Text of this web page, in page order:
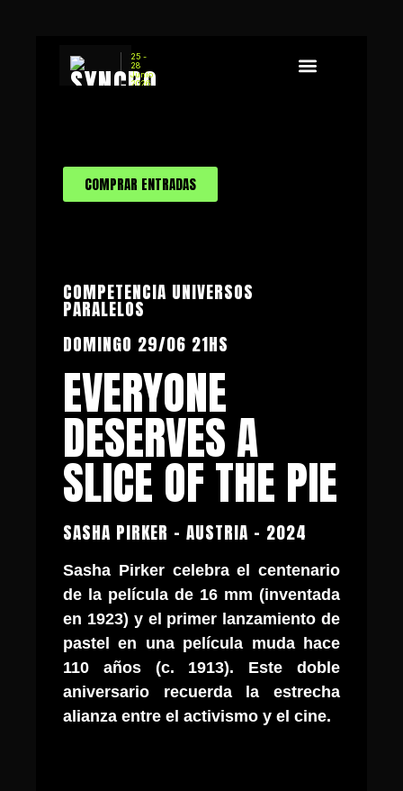
25 -
28
Junio
2026
COMPRAR ENTRADAS
COMPETENCIA UNIVERSOS
PARALELOS
DOMINGO 29/06 21HS
EVERYONE
DESERVES A
SLICE OF THE PIE
SASHA PIRKER - AUSTRIA - 2024
Sasha Pirker celebra el centenario
de la película de 16 mm (inventada
en 1923) y el primer lanzamiento de
pastel en una película muda hace
110 años (c. 1913). Este doble
aniversario recuerda la estrecha
alianza entre el activismo y el cine.